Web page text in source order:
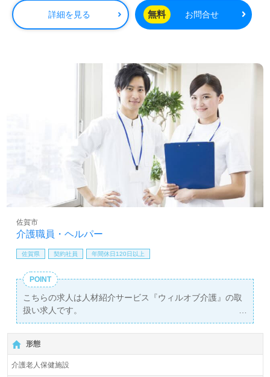
詳細を見る 無料 お問合せ
介護職員・ヘルパー
佐賀市
佐賀県 契約社員 年間休日120日以上
POINT
こちらの求人は人材紹介サービス『ウィルオブ介護』の取
扱い求人です。
詳細に関してお気軽にご相談ください♪
【無料】で皆さんの転職活動をサポートいたします。
形態
介護老人保健施設